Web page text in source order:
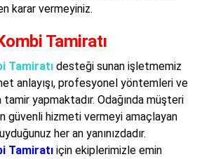
karar vermeyiniz.
Tamiratı
Tamiratı desteği sunan işletmemiz
anlayışı, profesyonel yöntemleri ve
tamir yapmaktadır. Odağında müşteri
güvenli hizmeti vermeyi amaçlayan
her an yanınızdadır.
Tamiratı için ekiplerimizle emin